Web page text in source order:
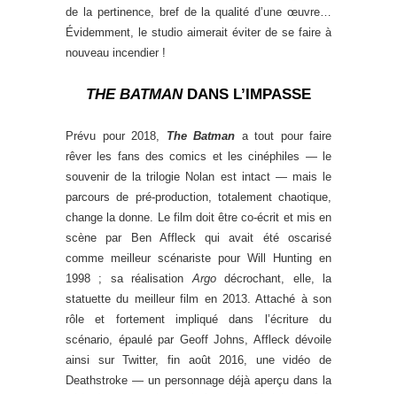
de la pertinence, bref de la qualité d’une œuvre…
Évidemment, le studio aimerait éviter de se faire à
nouveau incendier !
THE BATMANDANS L’IMPASSE
Prévu pour 2018, The Batman a tout pour faire
rêver les fans des comics et les cinéphiles — le
souvenir de la trilogie Nolan est intact — mais le
parcours de pré-production, totalement chaotique,
change la donne. Le film doit être co-écrit et mis en
scène par Ben Affleck qui avait été oscarisé
comme meilleur scénariste pour Will Hunting en
1998 ; sa réalisationArgodécrochant, elle, la
statuette du meilleur film en 2013. Attaché à son
rôle et fortement impliqué dans l’écriture du
scénario, épaulé par Geoff Johns, Affleck dévoile
ainsi sur Twitter, fin août 2016, une vidéo de
Deathstroke — un personnage déjà aperçu dans la